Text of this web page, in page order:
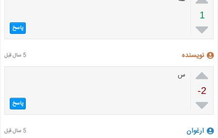
1
 پاسخ
نویسنده 5 سال قبل

-2

س
پاسخ
ارغوان 5 سال قبل